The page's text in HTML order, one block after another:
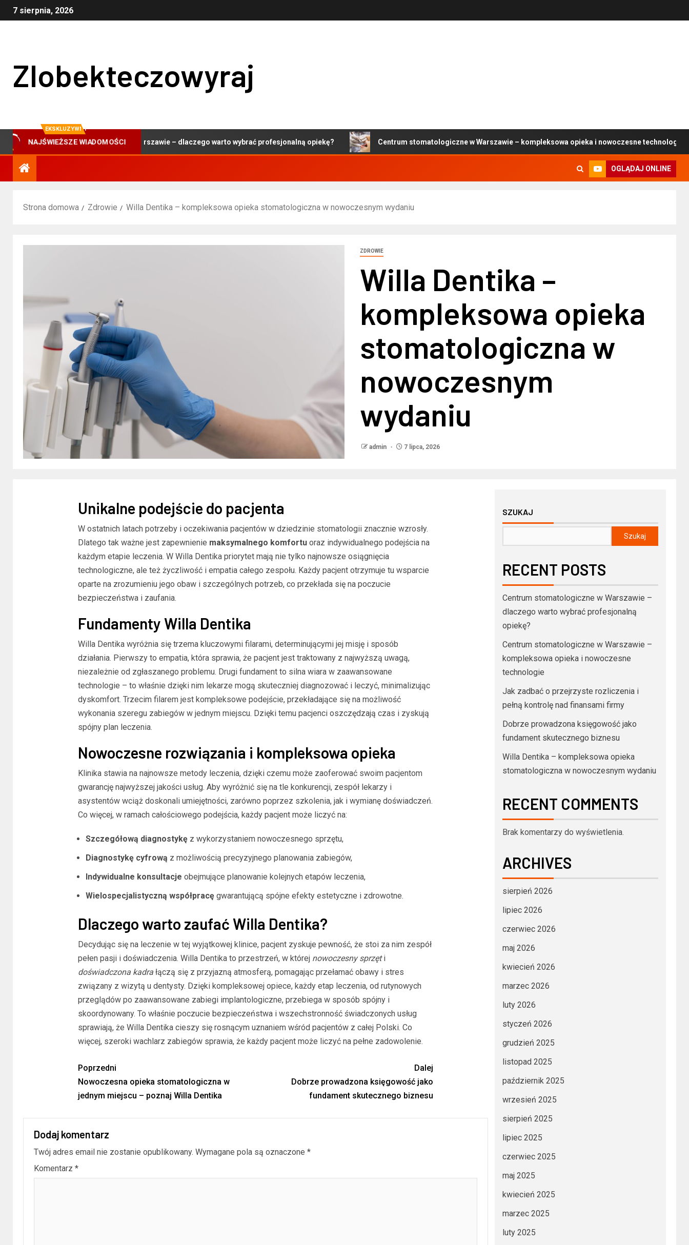
7 sierpnia, 2026
Zlobekteczowyraj
EKSKLUZYWNY
NAJŚWIEŻSZE WIADOMOŚCI
Centrum stomatologiczne w Warszawie – dlaczego warto wybrać profesjonalną opiekę? Centrum stomatologiczne w Warszawie – kompleksowa opieka i nowoczesne technologie
OGLĄDAJ ONLINE
Strona domowa Zdrowie Willa Dentika – kompleksowa opieka stomatologiczna w nowoczesnym wydaniu
ZDROWIE
Willa Dentika –
kompleksowa opieka
stomatologiczna w
nowoczesnym
wydaniu
admin 7 lipca, 2026
Unikalne podejście do pacjenta
W ostatnich latach potrzeby i oczekiwania pacjentów w dziedzinie stomatologii znacznie wzrosły.
Dlatego tak ważne jest zapewnienie maksymalnego komfortuoraz indywidualnego podejścia na
każdym etapie leczenia. W Willa Dentika priorytet mają nie tylko najnowsze osiągnięcia
technologiczne, ale też życzliwość i empatia całego zespołu. Każdy pacjent otrzymuje tu wsparcie
oparte na zrozumieniu jego obaw i szczególnych potrzeb, co przekłada się na poczucie
bezpieczeństwa i zaufania.
Fundamenty Willa Dentika
Willa Dentika wyróżnia się trzema kluczowymi filarami, determinującymi jej misję i sposób
działania. Pierwszy to empatia, która sprawia, że pacjent jest traktowany z najwyższą uwagą,
niezależnie od zgłaszanego problemu. Drugi fundament to silna wiara w zaawansowane
technologie – to właśnie dzięki nim lekarze mogą skuteczniej diagnozować i leczyć, minimalizując
dyskomfort. Trzecim filarem jest kompleksowe podejście, przekładające się na możliwość
wykonania szeregu zabiegów w jednym miejscu. Dzięki temu pacjenci oszczędzają czas i zyskują
spójny plan leczenia.
Nowoczesne rozwiązania i kompleksowa opieka
Klinika stawia na najnowsze metody leczenia, dzięki czemu może zaoferować swoim pacjentom
gwarancję najwyższej jakości usług. Aby wyróżnić się na tle konkurencji, zespół lekarzy i
asystentów wciąż doskonali umiejętności, zarówno poprzez szkolenia, jak i wymianę doświadczeń.
Co więcej, w ramach całościowego podejścia, każdy pacjent może liczyć na:
Szczegółową diagnostykęz wykorzystaniem nowoczesnego sprzętu,
Diagnostykę cyfrową z możliwością precyzyjnego planowania zabiegów,
Indywidualne konsultacje obejmujące planowanie kolejnych etapów leczenia,
Wielospecjalistyczną współpracęgwarantującą spójne efekty estetyczne i zdrowotne.
Dlaczego warto zaufać Willa Dentika?
Decydując się na leczenie w tej wyjątkowej klinice, pacjent zyskuje pewność, że stoi za nim zespół
pełen pasji i doświadczenia. Willa Dentika to przestrzeń, w której nowoczesny sprzęti
doświadczona kadrałączą się z przyjazną atmosferą, pomagając przełamać obawy i stres
związany z wizytą u dentysty. Dzięki kompleksowej opiece, każdy etap leczenia, od rutynowych
przeglądów po zaawansowane zabiegi implantologiczne, przebiega w sposób spójny i
skoordynowany. To właśnie poczucie bezpieczeństwa i wszechstronność świadczonych usług
sprawiają, że Willa Dentika cieszy się rosnącym uznaniem wśród pacjentów z całej Polski. Co
więcej, szeroki wachlarz zabiegów sprawia, że każdy pacjent może liczyć na pełne zadowolenie.
Poprzedni
Nowoczesna opieka stomatologiczna w
jednym miejscu – poznaj Willa Dentika
Dalej
Dobrze prowadzona księgowość jako
fundament skutecznego biznesu
Dodaj komentarz
Twój adres email nie zostanie opublikowany. Wymagane pola są oznaczone *
Komentarz *
SZUKAJ
Szukaj
RECENT POSTS
Centrum stomatologiczne w Warszawie –
dlaczego warto wybrać profesjonalną
opiekę?
Centrum stomatologiczne w Warszawie –
kompleksowa opieka i nowoczesne
technologie
Jak zadbać o przejrzyste rozliczenia i
pełną kontrolę nad finansami firmy
Dobrze prowadzona księgowość jako
fundament skutecznego biznesu
Willa Dentika – kompleksowa opieka
stomatologiczna w nowoczesnym wydaniu
RECENT COMMENTS
Brak komentarzy do wyświetlenia.
ARCHIVES
sierpień 2026
lipiec 2026
czerwiec 2026
maj 2026
kwiecień 2026
marzec 2026
luty 2026
styczeń 2026
grudzień 2025
listopad 2025
październik 2025
wrzesień 2025
sierpień 2025
lipiec 2025
czerwiec 2025
maj 2025
kwiecień 2025
marzec 2025
luty 2025